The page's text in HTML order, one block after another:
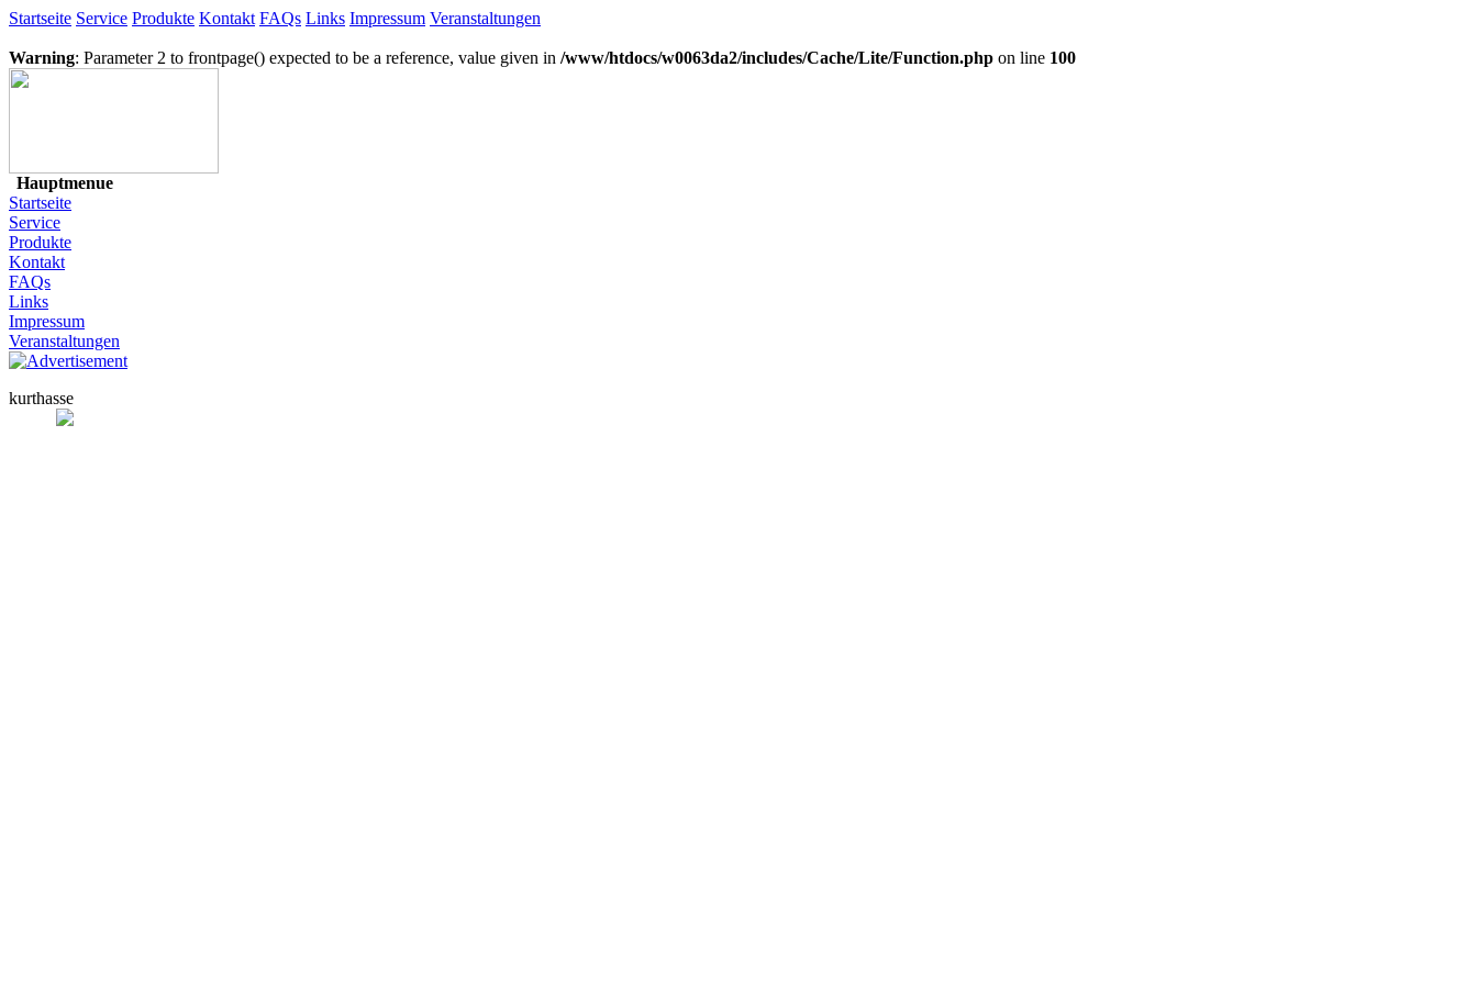
Startseite Service Produkte Kontakt FAQs Links Impressum Veranstaltungen
Warning: Parameter 2 to frontpage() expected to be a reference, value given in /www/htdocs/w0063da2/includes/Cache/Lite/Function.php on line 100
Hauptmenue
Startseite
Service
Produkte
Kontakt
FAQs
Links
Impressum
Veranstaltungen
kurthasse